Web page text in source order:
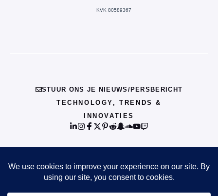
KVK 80589367
STUUR ONS JE NIEUWS/PERSBERICHT
TECHNOLOGY, TRENDS &
INNOVATIES